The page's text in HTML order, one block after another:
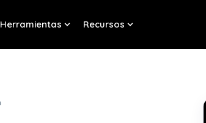
Herramientas
Show submenu for Herramientas
Recursos